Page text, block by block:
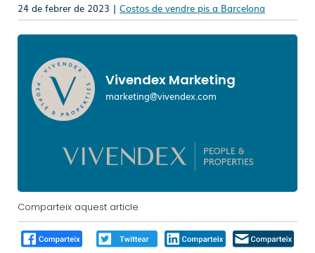
24 de febrer de 2023 | Costos de vendre pis a Barcelona
Vivendex Marketing
marketing@vivendex.com
Comparteix aquest article